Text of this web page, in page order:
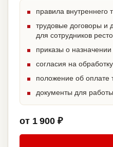
правила внутреннего
трудовые договоры и
для сотрудников
приказы о
согласия на
положение об оплате
документы для
от 1 900 ₽